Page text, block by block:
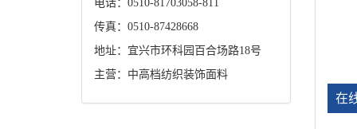
电话：0510-81703058-811
传真：0510-87428668
地址：宜兴市环科园百合场路18号
主营：中高档纺织装饰面料
在